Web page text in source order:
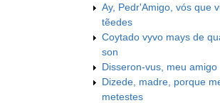
Ay, Pedr'Amigo, vós que
tẽedes
Coytado vyvo mays de
son
Disseron-vus, meu amigo
Dizede, madre, porque
metestes